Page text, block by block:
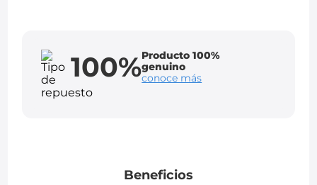
100%Producto 100%
genuino
conoce más
Beneficios